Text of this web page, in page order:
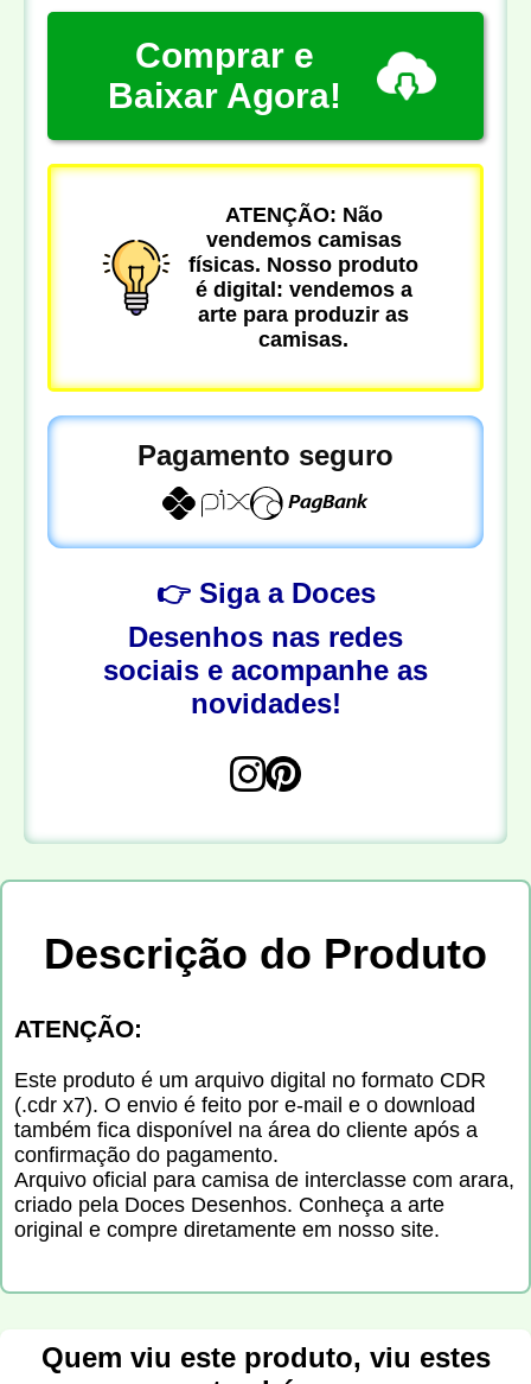
Comprar e
Baixar Agora!
ATENÇÃO: Não
vendemos camisas
físicas. Nosso produto
é digital: vendemos a
arte para produzir as
camisas.
Pagamento seguro
👉 Siga a Doces
Desenhos nas redes
sociais e acompanhe as
novidades!
Descrição do Produto
ATENÇÃO:
Este produto é um arquivo digital no formato CDR
(.cdr x7). O envio é feito por e-mail e o download
também fica disponível na área do cliente após a
confirmação do pagamento.
Arquivo oficial para camisa de interclasse com arara,
criado pela Doces Desenhos. Conheça a arte
original e compre diretamente em nosso site.
Quem viu este produto, viu estes